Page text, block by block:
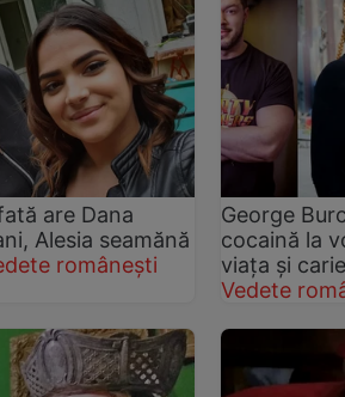
are Dana
Alesia seamănă
românești
George
cocaină la
viața și
Vedete